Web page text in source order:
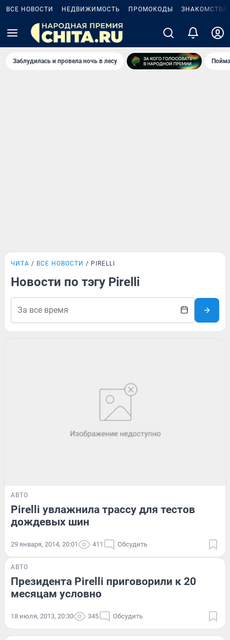
ВСЕ НОВОСТИ НЕДВИЖИМОСТЬ ПРОМОКОДЫ ЗНАКОМСТВА
Заблудилась и провела ночь в лесу
ЧИТА ВСЕ НОВОСТИ PIRELLI
Новости по тэгу Pirelli
АВТО
Pirelli увлажнила трассу для тестов
дождевых шин
29 января, 2014, 20:01 411 Обсудить
АВТО
Президента Pirelli приговорили к 20
месяцам условно
18 июля, 2013, 20:30 345 Обсудить